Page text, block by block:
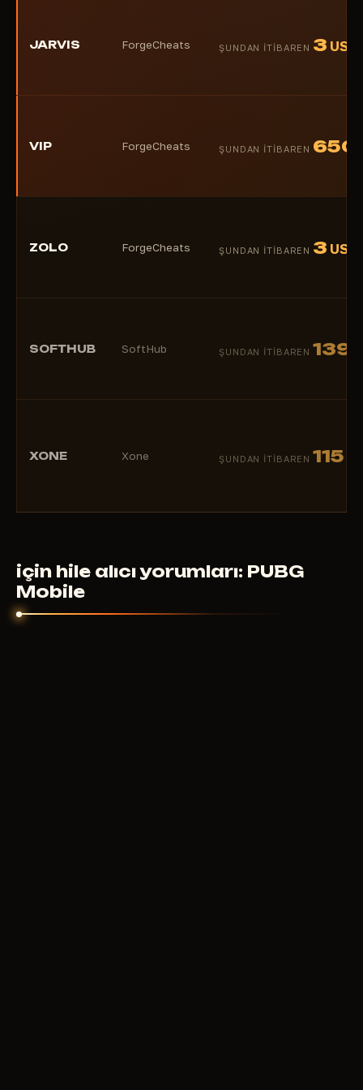
JARVIS ForgeCheats ŞUNDAN ITIBAREN 3 USD
VIP ForgeCheats ŞUNDAN ITIBAREN 650
ZOLO ForgeCheats ŞUNDAN ITIBAREN 3 USD
SOFTHUB SoftHub ŞUNDAN ITIBAREN 139
XONE Xone ŞUNDAN ITIBAREN 115
için hile alıcı yorumları: PUBG
Mobile